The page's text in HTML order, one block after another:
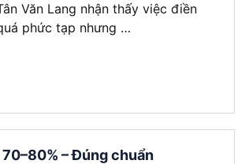
Văn Lang nhận thấy việc điền
phức tạp nhưng …
– Đúng chuẩn